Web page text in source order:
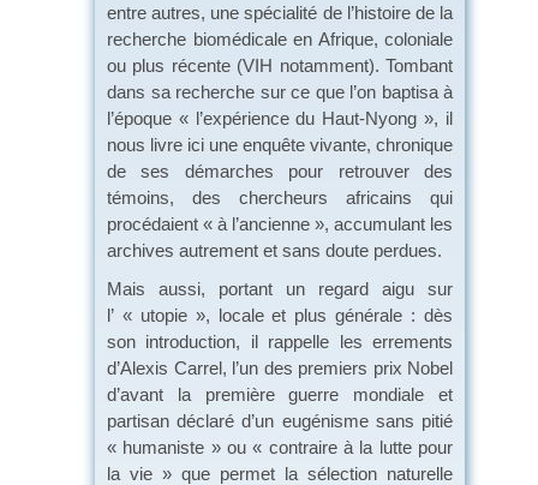
entre autres, une spécialité de l’histoire de la
recherche biomédicale en Afrique, coloniale
ou plus récente (VIH notamment). Tombant
dans sa recherche sur ce que l’on baptisa à
l’époque « l’expérience du Haut-Nyong », il
nous livre ici une enquête vivante, chronique
de ses démarches pour retrouver des
témoins, des chercheurs africains qui
procédaient « à l’ancienne », accumulant les
archives autrement et sans doute perdues.
Mais aussi, portant un regard aigu sur
l’ « utopie », locale et plus générale : dès
son introduction, il rappelle les errements
d’Alexis Carrel, l’un des premiers prix Nobel
d’avant la première guerre mondiale et
partisan déclaré d’un eugénisme sans pitié
« humaniste » ou « contraire à la lutte pour
la vie » que permet la sélection naturelle